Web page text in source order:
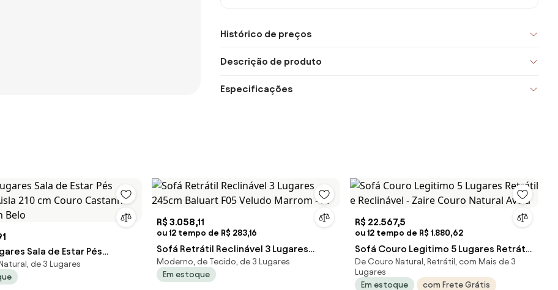
Histórico de preços
Descrição de produto
Especificações
Sala de Estar Pés
210 cm Couro Castanho
Belo
de 3 Lugares
R$ 3.058,11
ou 12 tempo de R$ 283,16
Sofá Retrátil Reclinável 3 Lugares
245cm Baluart F05 Veludo Marrom - M
Moderno, de Tecido, de 3 Lugares
Em estoque
R$ 22.567,5
ou 12 tempo de R$ 1.880,62
Sofá Couro Legitimo 5 Lugares Retrátil
e Reclinável - Zaire Couro Natural Avelã
De Couro Natural, Retrátil, com Mais de 3
Lugares
Em estoque
com Frete Grátis